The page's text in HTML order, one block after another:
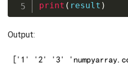
print ( result )
Output: